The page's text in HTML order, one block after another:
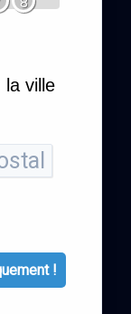
la ville
!